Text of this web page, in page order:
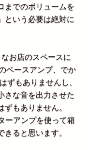
までのボリュームを
という必要は絶対に
お店のスペースに
ベースアンプ、でか
ずもありませんし、
さな音を出力させた
もありません。
ーアンプを使って箱
ると思います。